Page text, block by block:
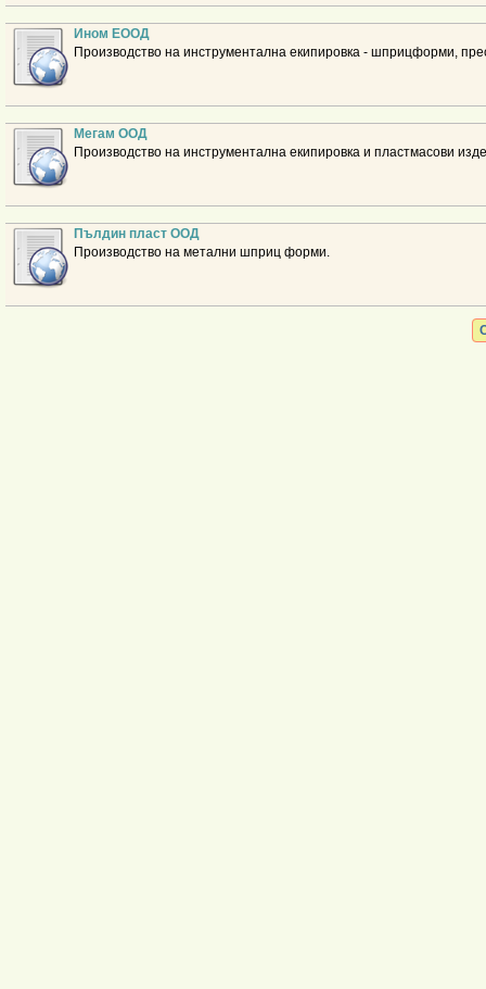
Ином ЕООД
Производство на инструментална екипировка - шприцформи,
Мегам ООД
Производство на инструментална екипировка и пластмасови
Пълдин пласт ООД
Производство на метални шприц форми.